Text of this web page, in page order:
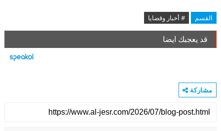
القسم # أخبار وقضايا
قد يعجبك ايضا
مشاركة